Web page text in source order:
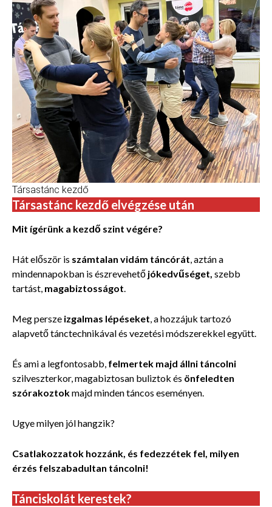
Társastánc kezdő
Társastánc kezdő elvégzése után
Mit ígérünk a kezdő szint végére?
Hát először is számtalan vidám táncórát, aztán a
mindennapokban is észrevehető jókedvűséget, szebb
tartást, magabiztosságot.
Meg persze izgalmas lépéseket, a hozzájuk tartozó
alapvető tánctechnikával és vezetési módszerekkel együtt.
És ami a legfontosabb, felmertek majd állni táncolni
szilveszterkor, magabiztosan buliztok és önfeledten
szórakoztokmajd minden táncos eseményen.
Ugye milyen jól hangzik?
Csatlakozzatok hozzánk, és fedezzétek fel, milyen
érzés felszabadultan táncolni!
Tánciskolát kerestek?